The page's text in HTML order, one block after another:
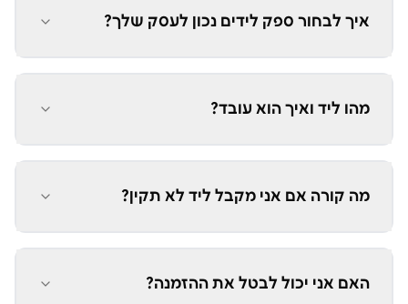
איך לבחור ספק לידים נכון לעסק שלך?
מהו ליד ואיך הוא עובד?
מה קורה אם אני מקבל ליד לא תקין?
האם אני יכול לבטל את ההזמנה?